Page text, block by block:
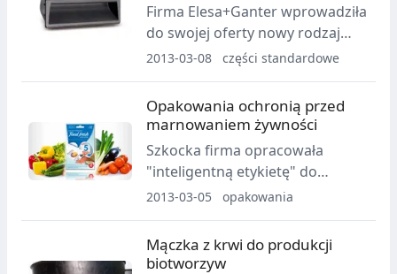
Firma Elesa+Ganter wprowadziła
do swojej oferty nowy rodzaj
uchwytu kasetowego o
2013-03-08 części standardowe
Opakowania ochronią przed
marnowaniem żywności
Szkocka firma opracowała
"inteligentną etykietę" do
opakowań, która ma ograniczyć
2013-03-05 opakowania
Mączka z krwi do produkcji
biotworzyw